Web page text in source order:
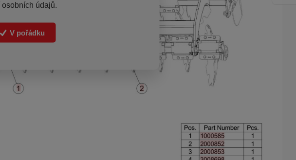
údajů.
V pořádku